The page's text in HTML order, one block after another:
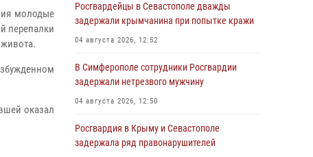
молодые
перепалки
оказал
Росгвардейцы в Севастополе дважды
задержали крымчанина при попытке кражи
04 августа 2026, 12:52
В Симферополе сотрудники Росгвардии
задержали нетрезвого мужчину
04 августа 2026, 12:50
Росгвардия в Крыму и Севастополе
задержала ряд правонарушителей